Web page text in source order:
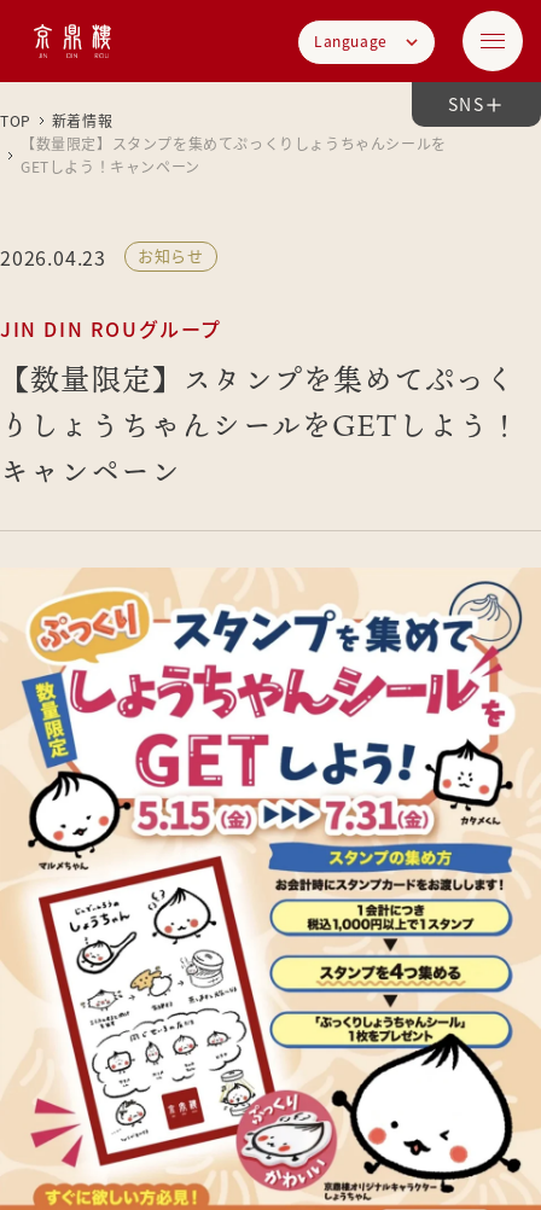
Language
SNS
TOP
新着情報
【数量限定】スタンプを集めてぷっくりしょうちゃんシールを
GETしよう！キャンペーン
2026.04.23 お知らせ
JIN DIN ROUグループ
【数量限定】スタンプを集めてぷっく
りしょうちゃんシールをGETしよう！
キャンペーン